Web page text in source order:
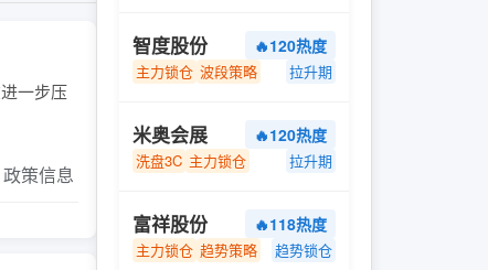
一步压
策信息
智度股份 🔥120热度
主力锁仓 波段策略 拉升期
米奥会展 🔥120热度
洗盘3C 主力锁仓 拉升期
富祥股份 🔥118热度
主力锁仓 趋势策略 趋势锁仓